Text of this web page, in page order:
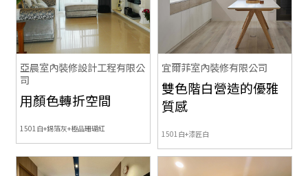
亞晨室內裝修設計工程有限公
司
用顏色轉折空間
1501白+錫箔灰+極品珊瑚紅
宜爾菲室內裝修有限公司
雙色階白營造的優雅
質感
1501白+漆匠白